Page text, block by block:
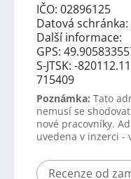
IČO: 02896125
Datová schránka:
Další informace:
GPS:
S-JTSK: -
715409
Poznámka: Tato
nemusí se
nové pracovníky.
uvedena v inzerci -
Recenze od